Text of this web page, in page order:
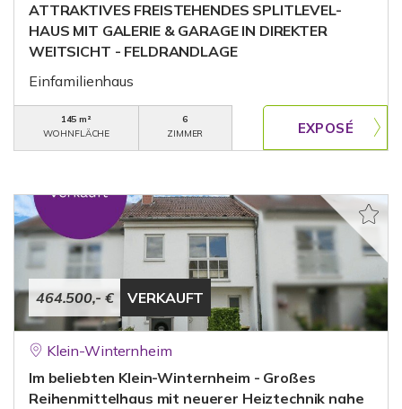
ATTRAKTIVES FREISTEHENDES SPLITLEVEL-
HAUS MIT GALERIE & GARAGE IN DIREKTER
WEITSICHT - FELDRANDLAGE
Einfamilienhaus
145 m²
WOHNFLÄCHE
6
ZIMMER
464.500,- € VERKAUFT
Klein-Winternheim
Im beliebten Klein-Winternheim - Großes
Reihenmittelhaus mit neuerer Heiztechnik nahe